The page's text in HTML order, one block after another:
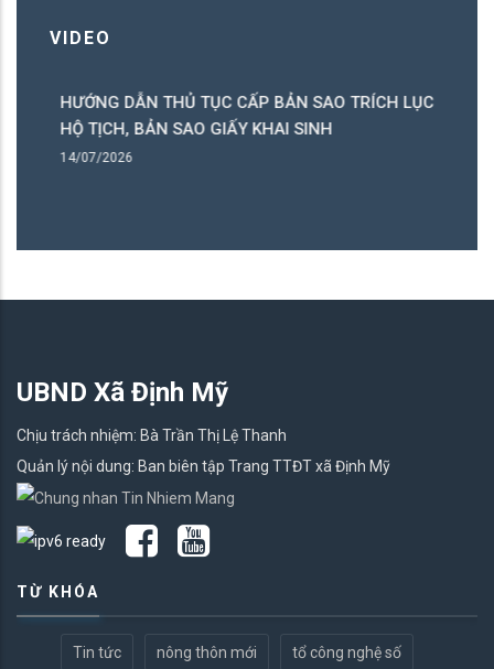
VIDEO
HƯỚNG DẪN THỦ TỤC CẤP BẢN SAO TRÍCH LỤC
HỘ TỊCH, BẢN SAO GIẤY KHAI SINH
14/07/2026
UBND Xã Định Mỹ
Chịu trách nhiệm: Bà Trần Thị Lệ Thanh
Quản lý nội dung: Ban biên tập Trang TTĐT xã Định Mỹ
TỪ KHÓA
Tin tức nông thôn mới tổ công nghệ số